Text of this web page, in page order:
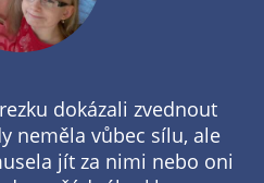
dokázali zvednout
neměla vůbec sílu, ale
jít za nimi nebo oni